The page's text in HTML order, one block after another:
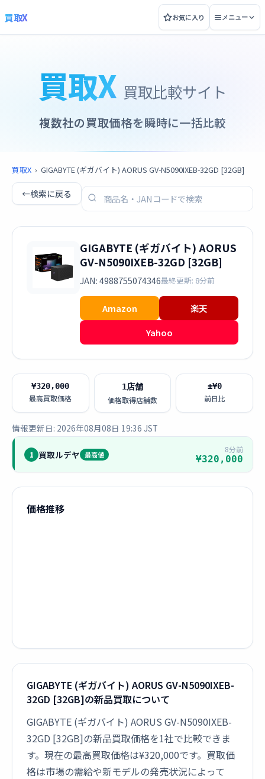
買取X お気に入り メニュー
買取X 買取比較サイト
複数社の買取価格を瞬時に一括比較
買取X › GIGABYTE (ギガバイト) AORUS GV-N5090IXEB-32GD [32GB]
←検索に戻る
GIGABYTE (ギガバイト) AORUS
GV-N5090IXEB-32GD [32GB]
JAN: 4988755074346最終更新: 8分前
Amazon
楽天
Yahoo
¥320,000
最高買取価格
1店舗
価格取得店舗数
±¥0
前日比
情報更新日: 2026年08月08日 19:36 JST
1 買取ルデヤ 最高値
8分前
¥320,000
価格推移
GIGABYTE (ギガバイト) AORUS GV-N5090IXEB-
32GD [32GB]の新品買取について
GIGABYTE (ギガバイト) AORUS GV-N5090IXEB-
32GD [32GB]の新品買取価格を1社で比較できま
す。現在の最高買取価格は¥320,000です。買取価
格は市場の需給や新モデルの発売状況によって